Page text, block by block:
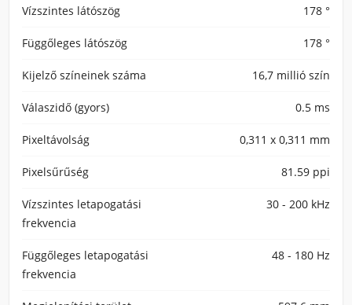
Vízszintes látószög 178 °
Függőleges látószög 178 °
Kijelző színeinek száma 16,7 millió szín
Válaszidő (gyors) 0.5 ms
Pixeltávolság 0,311 x 0,311 mm
Pixelsűrűség 81.59 ppi
Vízszintes letapogatási
frekvencia
30 - 200 kHz
Függőleges letapogatási
frekvencia
48 - 180 Hz